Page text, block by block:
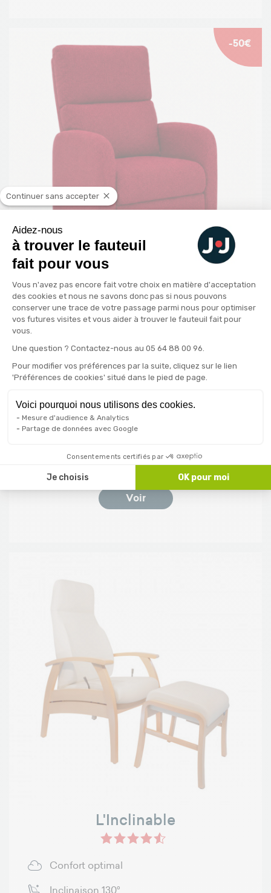
L'Authentique
Inclinaison 130°
Télécommande
899,00 € 849,00 €
Voir
-50€
L'Inclinable
Confort optimal
Inclinaison 130°
Continuer sans accepter
Aidez-nous
à trouver le fauteuil
fait pour vous
Plateforme de Gestion du
Vous n'avez pas encore fait votre choix en matière d'acceptation
des cookies et nous ne savons donc pas si nous pouvons
conserver une trace de votre passage parmi nous pour optimiser
vos futures visites et vous aider à trouver le fauteuil fait pour
vous.
Une question ? Contactez-nous au 05 64 88 00 96.
Pour modifier vos préférences par la suite, cliquez sur le lien
'Préférences de cookies' situé dans le pied de page.
Voici pourquoi nous utilisons des cookies.
Mesure d'audience & Analytics
Partage de données avec Google
Consentements certifiés par
Je choisis OK pour moi
Axeptio consent